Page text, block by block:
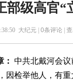
部级高官“
大纪元 | 0条评论 |
中共北戴河会
因检举他人，有